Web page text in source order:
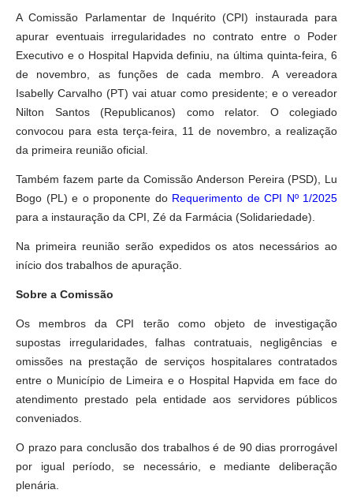
A Comissão Parlamentar de Inquérito (CPI) instaurada para
apurar eventuais irregularidades no contrato entre o Poder
Executivo e o Hospital Hapvida definiu, na última quinta-feira, 6
de novembro, as funções de cada membro. A vereadora
Isabelly Carvalho (PT) vai atuar como presidente; e o vereador
Nilton Santos (Republicanos) como relator. O colegiado
convocou para esta terça-feira, 11 de novembro, a realização
da primeira reunião oficial.
Também fazem parte da Comissão Anderson Pereira (PSD), Lu
Bogo (PL) e o proponente do Requerimento de CPI Nº 1/2025
para a instauração da CPI, Zé da Farmácia (Solidariedade).
Na primeira reunião serão expedidos os atos necessários ao
início dos trabalhos de apuração.
Sobre a Comissão
Os membros da CPI terão como objeto de investigação
supostas irregularidades, falhas contratuais, negligências e
omissões na prestação de serviços hospitalares contratados
entre o Município de Limeira e o Hospital Hapvida em face do
atendimento prestado pela entidade aos servidores públicos
conveniados.
O prazo para conclusão dos trabalhos é de 90 dias prorrogável
por igual período, se necessário, e mediante deliberação
plenária.